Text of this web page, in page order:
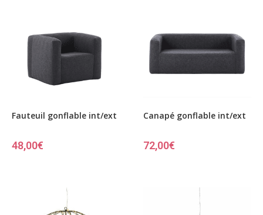
Fauteuil gonflable int/ext
48,00€
Canapé gonflable int/ext
72,00€